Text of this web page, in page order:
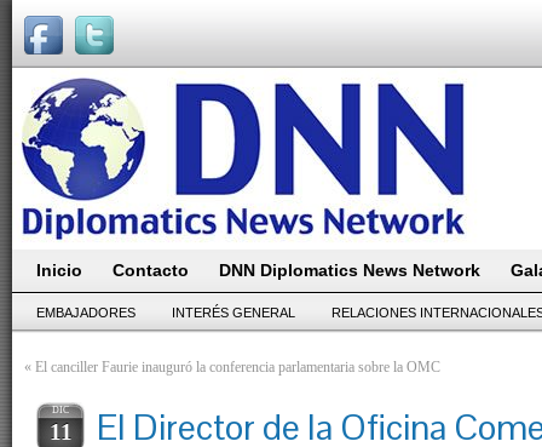
Inicio Contacto DNN Diplomatics News Network
EMBAJADORES INTERÉS GENERAL RELACIONES
« El canciller Faurie inauguró la conferencia parlamentaria sobre la OMC
DIC
11
El Director de la Oficina